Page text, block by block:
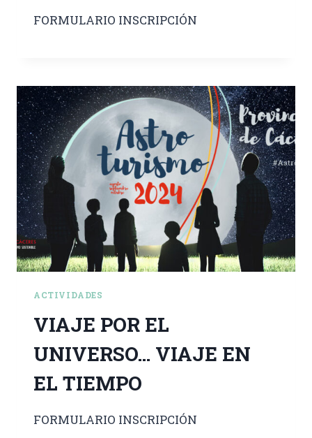
FORMULARIO INSCRIPCIÓN
ACTIVIDADES
VIAJE POR EL
UNIVERSO… VIAJE EN
EL TIEMPO
FORMULARIO INSCRIPCIÓN